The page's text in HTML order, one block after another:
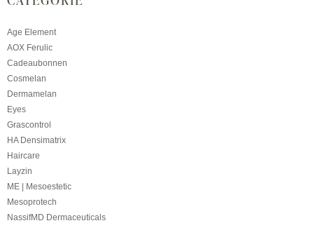
Age Element
AOX Ferulic
Cadeaubonnen
Cosmelan
Dermamelan
Eyes
Grascontrol
HA Densimatrix
Haircare
Layzin
ME | Mesoestetic
Mesoprotech
NassifMD Dermaceuticals